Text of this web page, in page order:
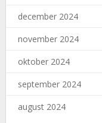
december 2024
november 2024
oktober 2024
september 2024
august 2024